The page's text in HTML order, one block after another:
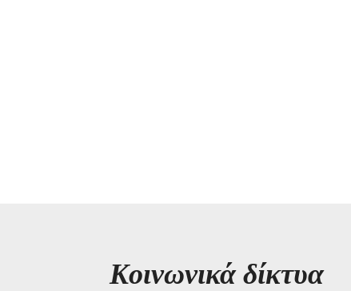
Kοινωνικά δίκτυα